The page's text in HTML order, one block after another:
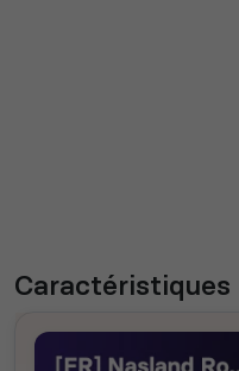
Caractéristiques